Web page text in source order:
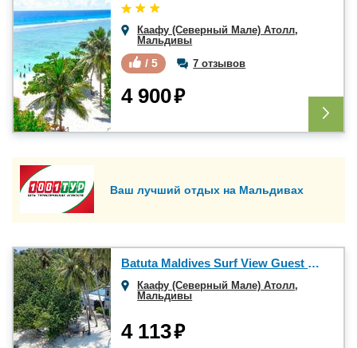
Каафу (Северный Мале) Атолл,
Мальдивы
/ 5 7 отзывов
4 900₽
Ваш лучший отдых на Мальдивах
Batuta Maldives Surf View Guest House
Каафу (Северный Мале) Атолл,
Мальдивы
4 113₽